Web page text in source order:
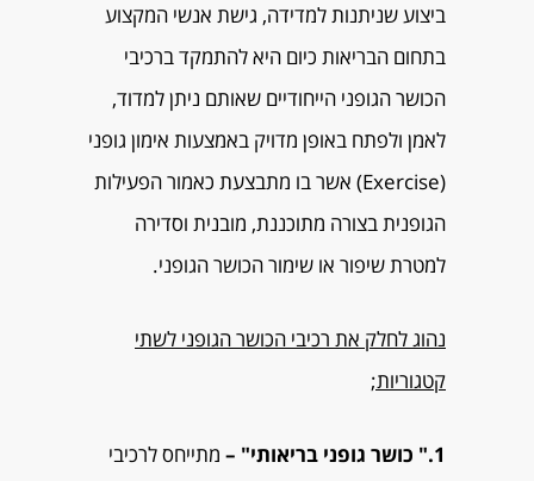
ביצוע שניתנות למדידה, גישת אנשי המקצוע
בתחום הבריאות כיום היא להתמקד ברכיבי
הכושר הגופני הייחודיים שאותם ניתן למדוד,
לאמן ולפתח באופן מדויק באמצעות אימון גופני
(Exercise) אשר בו מתבצעת כאמור הפעילות
הגופנית בצורה מתוכננת, מובנית וסדירה
למטרת שיפור או שימור הכושר הגופני.
נהוג לחלק את רכיבי הכושר הגופני לשתי
קטגוריות;
1." כושר גופני בריאותי" –
מתייחס לרכיבי